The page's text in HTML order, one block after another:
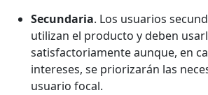
Secundaria. Los usuarios
utilizan el producto y deben
satisfactoriamente aunque, en
intereses, se priorizarán las
usuario focal.